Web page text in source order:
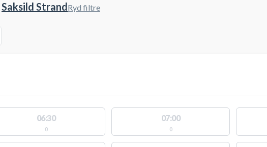
Saksild StrandRyd filtre
06:30
0
07:00
0